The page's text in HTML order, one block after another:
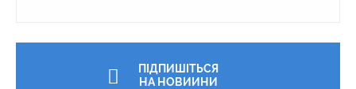
ПІДПИШІТЬСЯ
НА НОВИИНИ